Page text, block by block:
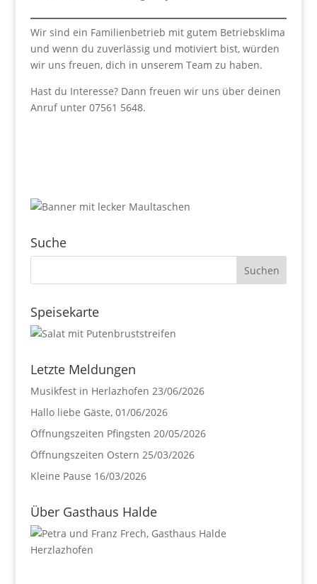
Wir sind ein Familienbetrieb mit gutem Betriebsklima
und wenn du zuverlässig und motiviert bist, würden
wir uns freuen, dich in unserem Team zu haben.
Hast du Interesse? Dann freuen wir uns über deinen
Anruf unter 07561 5648.
Suche
Speisekarte
Letzte Meldungen
Musikfest in Herlazhofen 23/06/2026
Hallo liebe Gäste, 01/06/2026
Öffnungszeiten Pfingsten 20/05/2026
Öffnungszeiten Ostern 25/03/2026
Kleine Pause 16/03/2026
Über Gasthaus Halde